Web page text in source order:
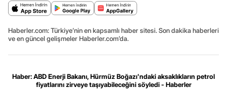
Haberler.com: Türkiye’nin en kapsamlı haber sitesi. Son dakika haberleri
ve en güncel gelişmeler Haberler.com’da.
Haber: ABD Enerji Bakanı, Hürmüz Boğazı'ndaki aksaklıkların petrol
fiyatlarını zirveye taşıyabileceğini söyledi - Haberler